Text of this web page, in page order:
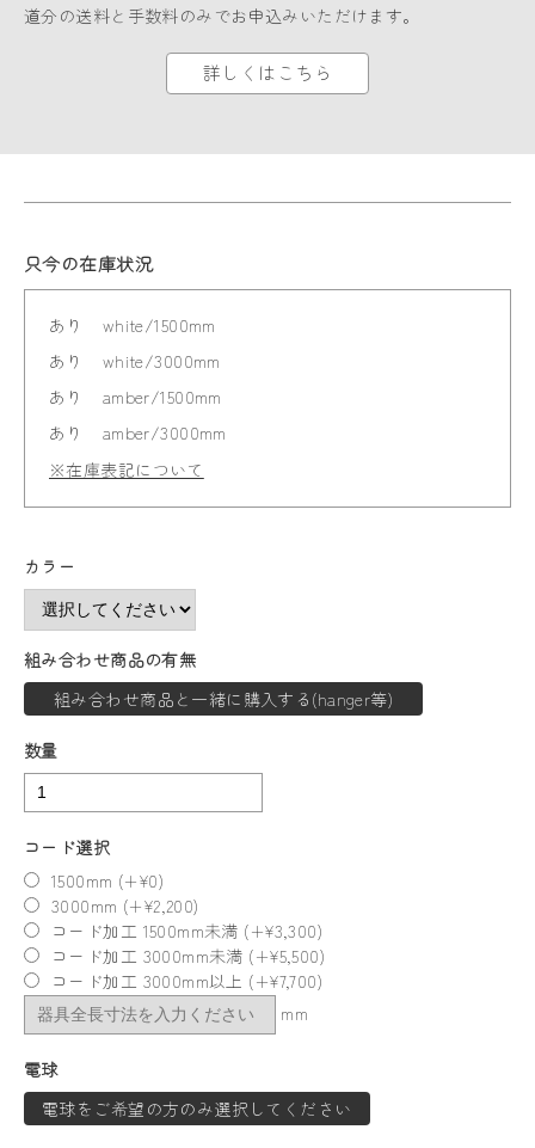
道分の送料と手数料のみでお申込みいただけます。
詳しくはこちら
只今の在庫状況
あり
white/1500mm
あり
white/3000mm
あり
amber/1500mm
あり
amber/3000mm
※在庫表記について
カラー
組み合わせ商品の有無
組み合わせ商品と一緒に購入する(hanger等)
数量
コード選択
1500mm (+¥0)
3000mm (+¥2,200)
コード加工 1500mm未満 (+¥3,300)
コード加工 3000mm未満 (+¥5,500)
コード加工 3000mm以上 (+¥7,700)
mm
電球
電球をご希望の方のみ選択してください